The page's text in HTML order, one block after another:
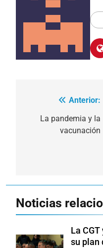
Navegación
Anterior:
La pandemia y la
vacunación
Noticias
La
su plan